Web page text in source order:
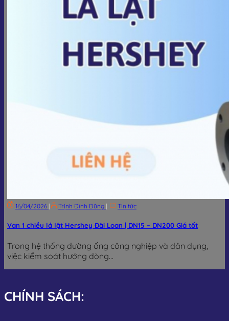
16/04/2026 | Trịnh Đình Dũng | Tin tức
Van 1 chiều lá lật Hershey Đài Loan | DN15 – DN200 Giá tốt
Trong hệ thống đường ống công nghiệp và dân dụng,
việc kiểm soát hướng dòng...
CHÍNH SÁCH: